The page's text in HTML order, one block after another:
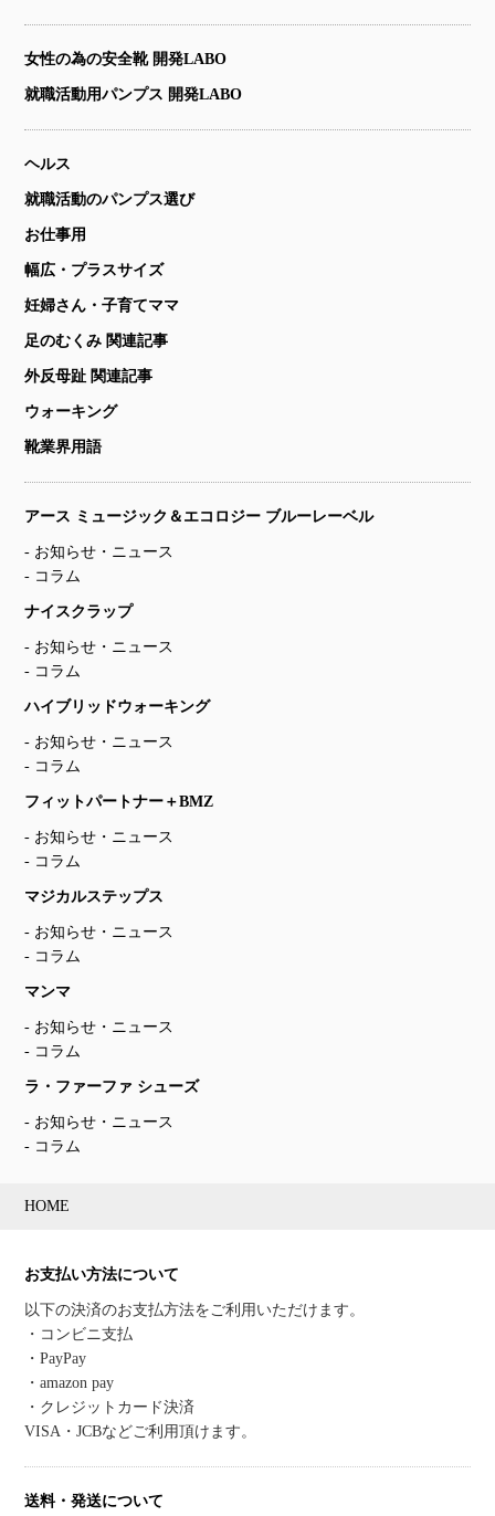
女性の為の安全靴 開発LABO
就職活動用パンプス 開発LABO
ヘルス
就職活動のパンプス選び
お仕事用
幅広・プラスサイズ
妊婦さん・子育てママ
足のむくみ 関連記事
外反母趾 関連記事
ウォーキング
靴業界用語
アース ミュージック＆エコロジー ブルーレーベル
お知らせ・ニュース
コラム
ナイスクラップ
お知らせ・ニュース
コラム
ハイブリッドウォーキング
お知らせ・ニュース
コラム
フィットパートナー＋BMZ
お知らせ・ニュース
コラム
マジカルステップス
お知らせ・ニュース
コラム
マンマ
お知らせ・ニュース
コラム
ラ・ファーファ シューズ
お知らせ・ニュース
コラム
HOME
お支払い方法について
以下の決済のお支払方法をご利用いただけます。
・コンビニ支払
・PayPay
・amazon pay
・クレジットカード決済
VISA・JCBなどご利用頂けます。
送料・発送について